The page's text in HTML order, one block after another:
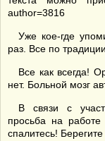
author=3816
Уже кое-где
раз. Все по
Все как всегда!
нет. Больной мозг
В связи с
просьба на
спалитесь!